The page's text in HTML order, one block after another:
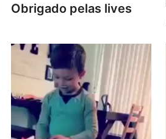
Obrigado pelas lives